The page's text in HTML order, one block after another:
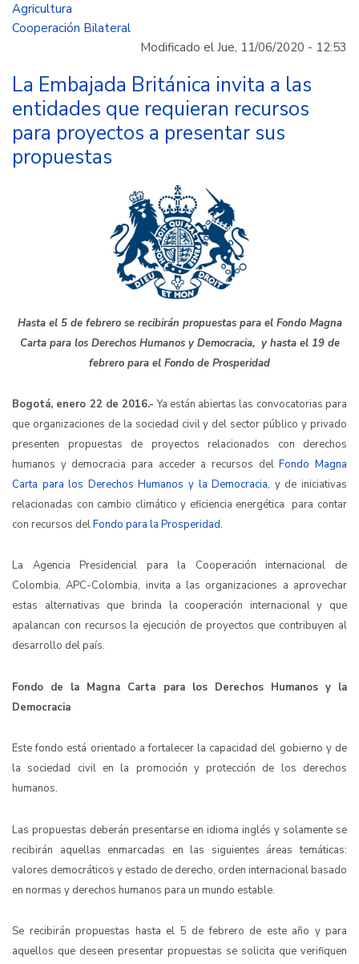
a
cooperación
Agricultura
Cooperación Bilateral
Modificado el Jue, 11/06/2020 - 12:53
La Embajada Británica invita a las
entidades que requieran recursos
para proyectos a presentar sus
propuestas
Hasta el 5 de febrero se recibirán propuestas para el Fondo Magna
Carta para los Derechos Humanos y Democracia, y hasta el 19 de
febrero para el Fondo de Prosperidad
Bogotá, enero 22 de 2016.- Ya están abiertas las convocatorias para
que organizaciones de la sociedad civil y del sector público y privado
presenten propuestas de proyectos relacionados con derechos
humanos y democracia para acceder a recursos delFondo Magna
Carta para los Derechos Humanos y la Democracia, y de iniciativas
relacionadas con cambio climático y eficiencia energética para contar
con recursos delFondo para la Prosperidad.
La Agencia Presidencial para la Cooperación internacional de
Colombia, APC-Colombia, invita a las organizaciones a aprovechar
estas alternativas que brinda la cooperación internacional y que
apalancan con recursos la ejecución de proyectos que contribuyen al
desarrollo del país.
Fondo de la Magna Carta para los Derechos Humanos y la
Democracia
Este fondo está orientado a fortalecer la capacidad del gobierno y de
la sociedad civil en la promoción y protección de los derechos
humanos.
Las propuestas deberán presentarse en idioma inglés y solamente se
recibirán aquellas enmarcadas en las siguientes áreas temáticas:
valores democráticos y estado de derecho, orden internacional basado
en normas y derechos humanos para un mundo estable.
Se recibirán propuestas hasta el 5 de febrero de este año y para
aquellos que deseen presentar propuestas se solicita que verifiquen